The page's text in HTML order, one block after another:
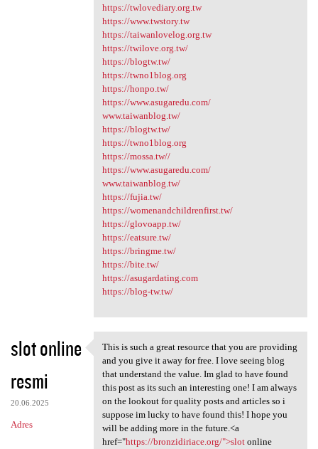
https://twlovediary.org.tw
https://www.twstory.tw
https://taiwanlovelog.org.tw
https://twilove.org.tw/
https://blogtw.tw/
https://twno1blog.org
https://honpo.tw/
https://www.asugaredu.com/
www.taiwanblog.tw/
https://blogtw.tw/
https://twno1blog.org
https://mossa.tw//
https://www.asugaredu.com/
www.taiwanblog.tw/
https://fujia.tw/
https://womenandchildrenfirst.tw/
https://glovoapp.tw/
https://eatsure.tw/
https://bringme.tw/
https://bite.tw/
https://asugardating.com
https://blog-tw.tw/
slot online
resmi
20.06.2025
Adres
This is such a great resource
This is such a great resource that you are providing
and you give it away for free. I love seeing blog
that understand the value. Im glad to have found
this post as its such an interesting one! I am always
on the lookout for quality posts and articles so i
suppose im lucky to have found this! I hope you
will be adding more in the future.<a
href="https://bronzidiriace.org/">slotonline